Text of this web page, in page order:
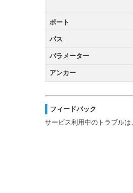
ポート
パス
パラメーター
アンカー
フィードバック
サービス利用中のトラブルは